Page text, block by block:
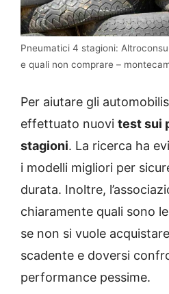
Pneumatici 4 stagioni:
e quali non comprare –
Per aiutare gli
effettuato nuovi test sui
stagioni. La ricerca ha
i modelli migliori per
durata. Inoltre,
chiaramente quali sono
se non si vuole
scadente e doversi
performance pessime.